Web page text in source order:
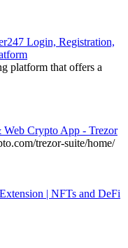
Login, Registration,
platform that offers a
Crypto App - Trezor
trezor-suite/home/
| NFTs and DeFi